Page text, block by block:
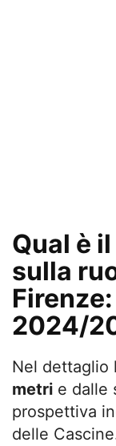
Qual è
sulla
2024/
Nel dettaglio
metri e dalle
prospettiva
delle